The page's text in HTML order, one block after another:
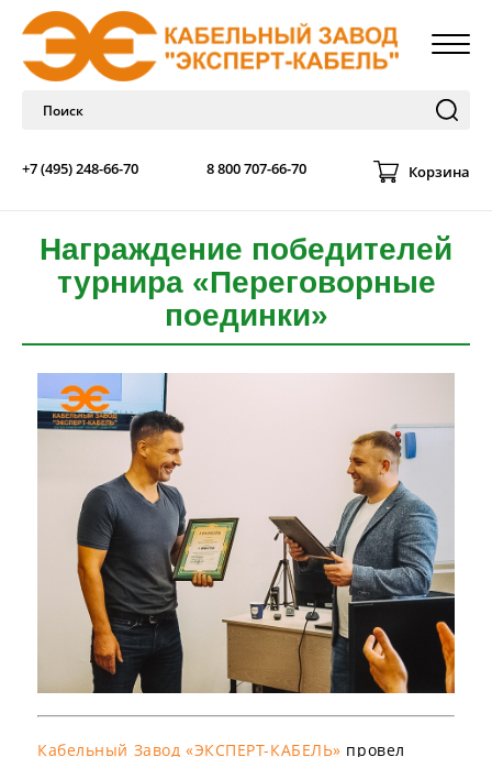
+7 (495) 248-66-70 8 800 707-66-70 Корзина
Награждение победителей
турнира «Переговорные
поединки»
Кабельный Завод «ЭКСПЕРТ-КАБЕЛЬ» провел